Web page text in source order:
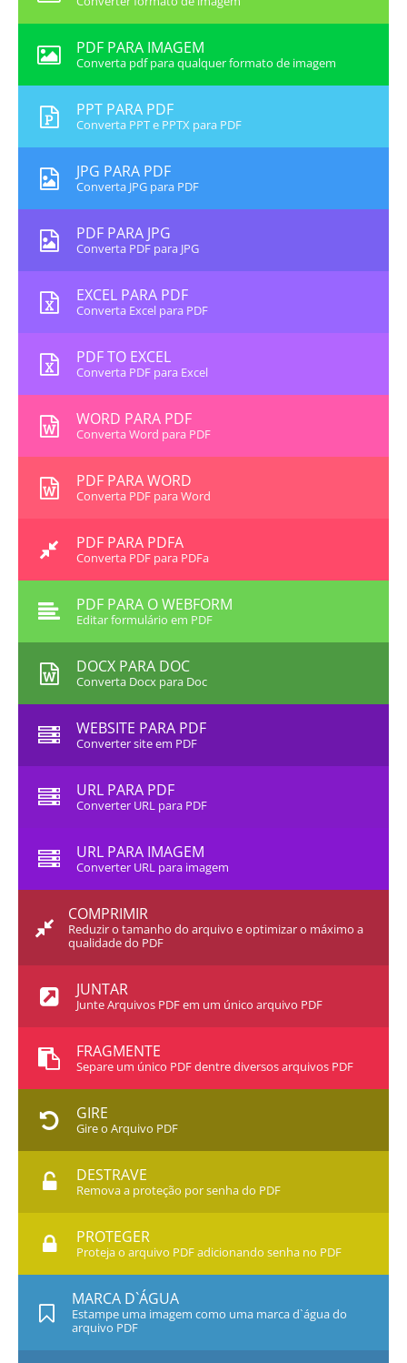
PDF PARA IMAGEM
Converta pdf para qualquer formato de imagem
PPT PARA PDF
Converta PPT e PPTX para PDF
JPG PARA PDF
Converta JPG para PDF
PDF PARA JPG
Converta PDF para JPG
EXCEL PARA PDF
Converta Excel para PDF
PDF TO EXCEL
Converta PDF para Excel
WORD PARA PDF
Converta Word para PDF
PDF PARA WORD
Converta PDF para Word
PDF PARA PDFA
Converta PDF para PDFa
PDF PARA O WEBFORM
Editar formulário em PDF
DOCX PARA DOC
Converta Docx para Doc
WEBSITE PARA PDF
Converter site em PDF
URL PARA PDF
Converter URL para PDF
URL PARA IMAGEM
Converter URL para imagem
COMPRIMIR
Reduzir o tamanho do arquivo e optimizar o máximo a
qualidade do PDF
JUNTAR
Junte Arquivos PDF em um único arquivo PDF
FRAGMENTE
Separe um único PDF dentre diversos arquivos PDF
GIRE
Gire o Arquivo PDF
DESTRAVE
Remova a proteção por senha do PDF
PROTEGER
Proteja o arquivo PDF adicionando senha no PDF
MARCA D`ÁGUA
Estampe uma imagem como uma marca d`água do
arquivo PDF